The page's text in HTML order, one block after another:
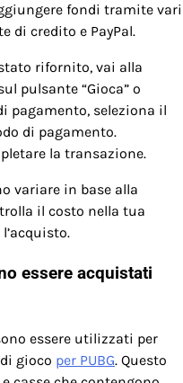
fondi tramite vari
di credito e PayPal.
rifornito, vai alla
pulsante “Gioca” o
pagamento, seleziona il
di pagamento.
la transazione.
variare in base alla
il costo nella tua
essere acquistati
essere utilizzati per
gioco per PUBG. Questo